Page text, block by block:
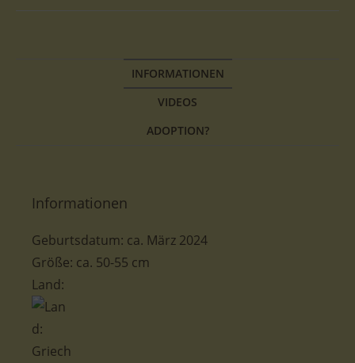
INFORMATIONEN
VIDEOS
ADOPTION?
Informationen
Geburtsdatum: ca. März 2024
Größe: ca. 50-55 cm
Land: